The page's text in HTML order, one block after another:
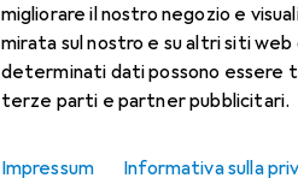
migliorare il nostro negozio e
mirata sul nostro e su altri siti
determinati dati possono essere
terze parti e partner pubblicitari.
Impressum Informativa sulla